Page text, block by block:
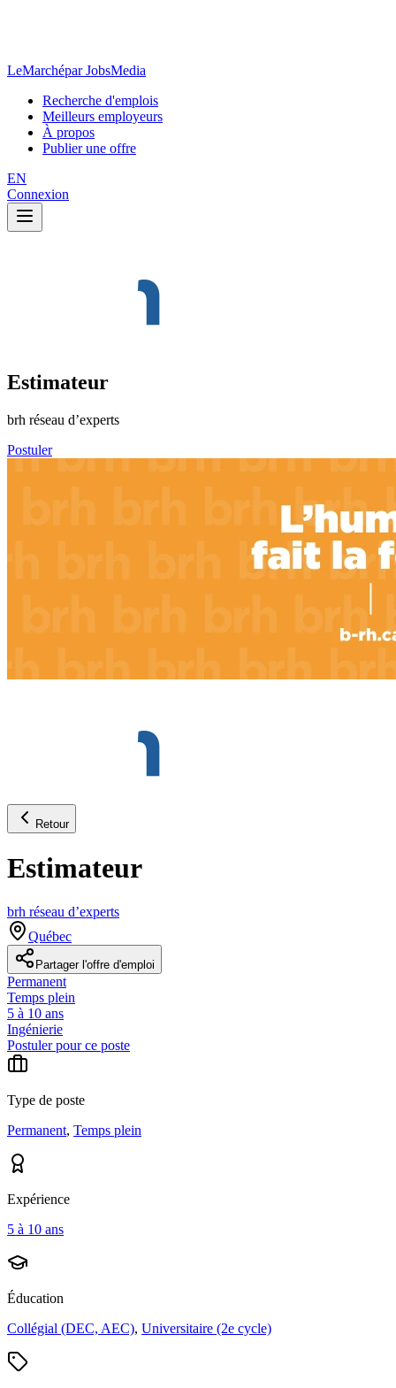
LeMarchépar JobsMedia
Recherche d'emplois
Meilleurs employeurs
À propos
Publier une offre
EN
Connexion
Estimateur
brh réseau d’experts
Postuler
Retour
Estimateur
brh réseau d’experts
Québec
Partager l'offre d'emploi
Permanent
Temps plein
5 à 10 ans
Ingénierie
Postuler pour ce poste
Type de poste
Permanent, Temps plein
Expérience
5 à 10 ans
Éducation
Collégial (DEC, AEC), Universitaire (2e cycle)